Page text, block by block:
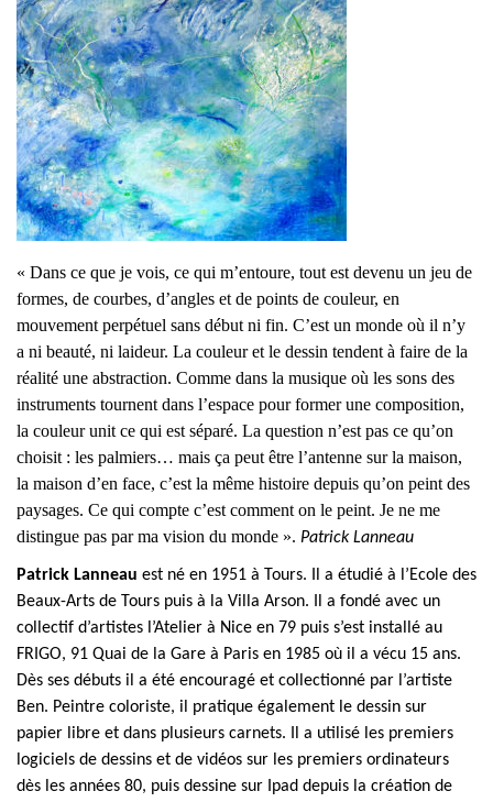
« Dans ce que je vois, ce qui m’entoure, tout est devenu un jeu de
formes, de courbes, d’angles et de points de couleur, en
mouvement perpétuel sans début ni fin. C’est un monde où il n’y
a ni beauté, ni laideur. La couleur et le dessin tendent à faire de la
réalité une abstraction. Comme dans la musique où les sons des
instruments tournent dans l’espace pour former une composition,
la couleur unit ce qui est séparé. La question n’est pas ce qu’on
choisit : les palmiers… mais ça peut être l’antenne sur la maison,
la maison d’en face, c’est la même histoire depuis qu’on peint des
paysages. Ce qui compte c’est comment on le peint. Je ne me
distingue pas par ma vision du monde ». Patrick Lanneau
Patrick Lanneau est né en 1951 à Tours. Il a étudié à l’Ecole des
Beaux-Arts de Tours puis à la Villa Arson.
Il a fondé avec un
collectif d’artistes l’Atelier à Nice en 79 puis s’est installé au
FRIGO, 91 Quai de la Gare à Paris en 1985 où il a vécu 15 ans.
Dès ses débuts il a été encouragé et collectionné par l’artiste
Ben. Peintre coloriste, il pratique également le dessin sur
papier libre et dans plusieurs carnets. Il a utilisé les premiers
logiciels de dessins et de vidéos sur les premiers ordinateurs
dès les années 80, puis dessine sur Ipad depuis la création de